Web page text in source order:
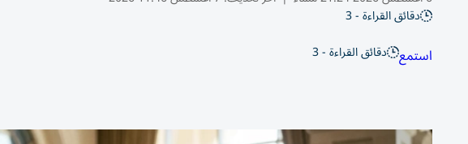
دقائق القراءة - 3
استمع دقائق القراءة - 3